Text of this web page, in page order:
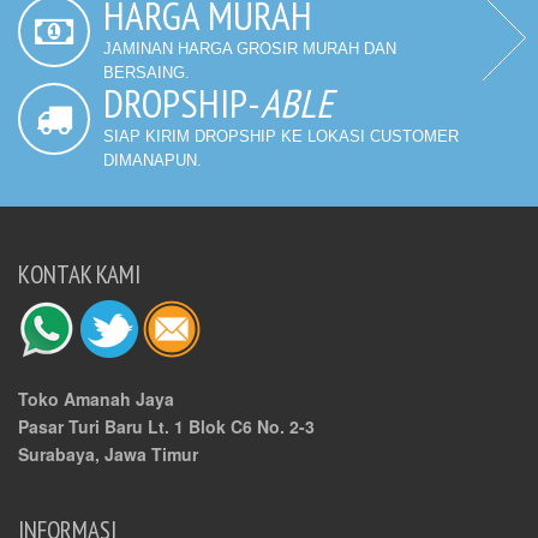
HARGA MURAH
JAMINAN HARGA GROSIR MURAH DAN
BERSAING.
DROPSHIP-ABLE
SIAP KIRIM DROPSHIP KE LOKASI CUSTOMER
DIMANAPUN.
KONTAK KAMI
Toko Amanah Jaya
Pasar Turi Baru Lt. 1 Blok C6 No. 2-3
Surabaya, Jawa Timur
INFORMASI